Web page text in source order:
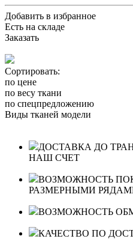
Добавить в избранное
Есть на складе
Заказать
Сортировать:
по цене
по весу ткани
по спецпредложению
Виды тканей модели
ДОСТАВКА ДО
НАШ СЧЕТ
ВОЗМОЖНОСТЬ
РАЗМЕРНЫМИ
ВОЗМОЖНОСТЬ
КАЧЕСТВО ПО